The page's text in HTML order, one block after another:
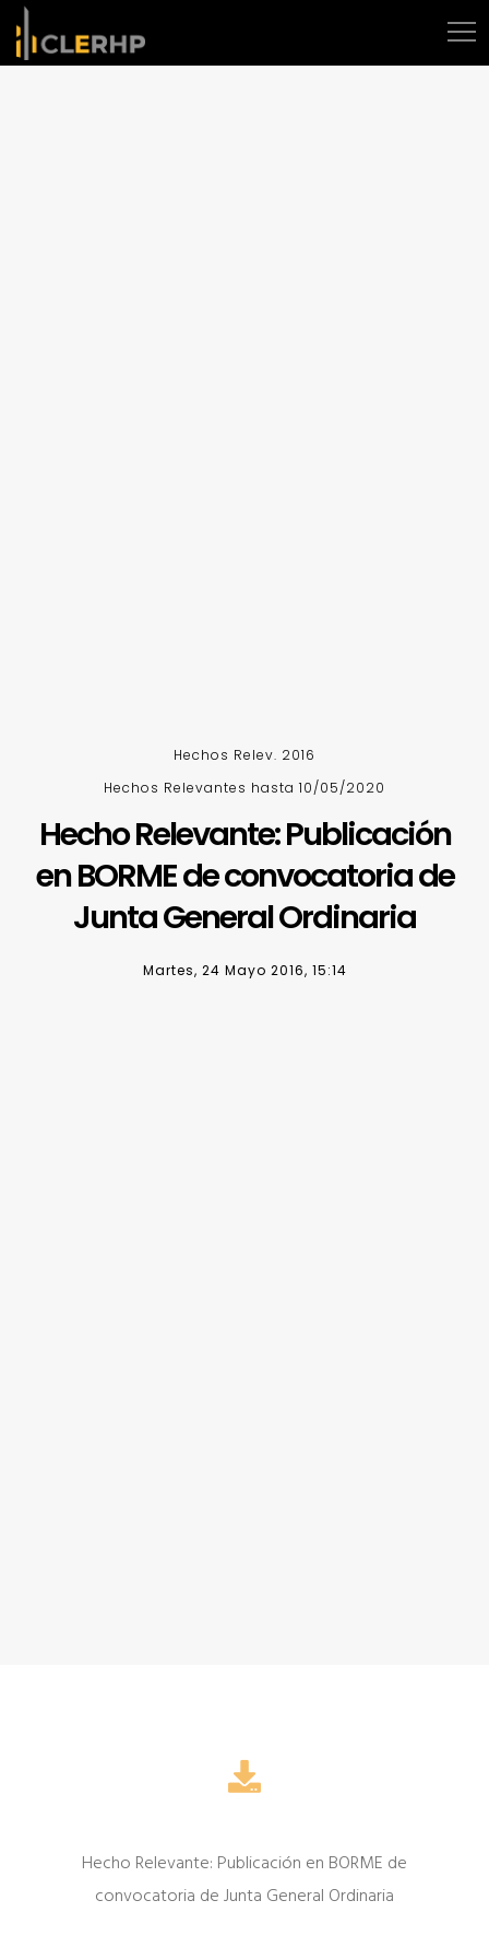
Hechos Relev. 2016
Hechos Relevantes hasta 10/05/2020
Hecho Relevante: Publicación
en BORME de convocatoria de
Junta General Ordinaria
Martes, 24 Mayo 2016, 15:14
Hecho Relevante: Publicación en BORME de
convocatoria de Junta General Ordinaria